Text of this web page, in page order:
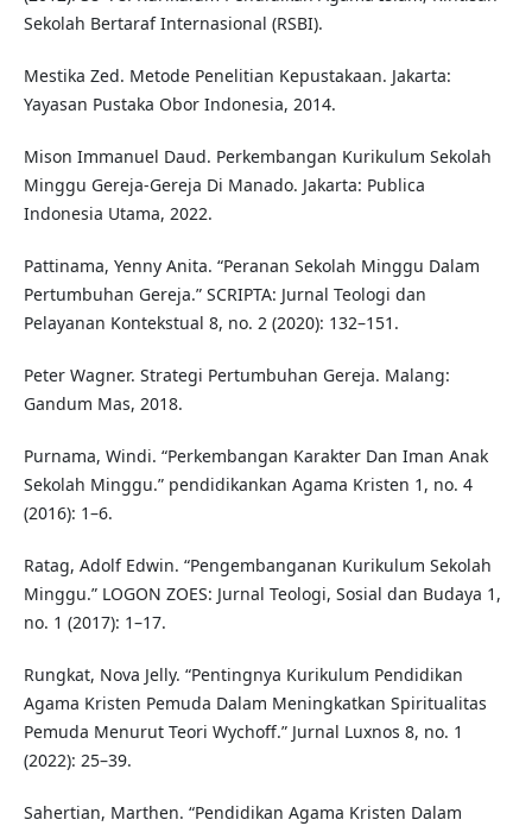
Sekolah Bertaraf Internasional (RSBI).
Mestika Zed. Metode Penelitian Kepustakaan. Jakarta:
Yayasan Pustaka Obor Indonesia, 2014.
Mison Immanuel Daud. Perkembangan Kurikulum Sekolah
Minggu Gereja-Gereja Di Manado. Jakarta: Publica
Indonesia Utama, 2022.
Pattinama, Yenny Anita. “Peranan Sekolah Minggu Dalam
Pertumbuhan Gereja.” SCRIPTA: Jurnal Teologi dan
Pelayanan Kontekstual 8, no. 2 (2020): 132–151.
Peter Wagner. Strategi Pertumbuhan Gereja. Malang:
Gandum Mas, 2018.
Purnama, Windi. “Perkembangan Karakter Dan Iman Anak
Sekolah Minggu.” pendidikankan Agama Kristen 1, no. 4
(2016): 1–6.
Ratag, Adolf Edwin. “Pengembanganan Kurikulum Sekolah
Minggu.” LOGON ZOES: Jurnal Teologi, Sosial dan Budaya 1,
no. 1 (2017): 1–17.
Rungkat, Nova Jelly. “Pentingnya Kurikulum Pendidikan
Agama Kristen Pemuda Dalam Meningkatkan Spiritualitas
Pemuda Menurut Teori Wychoff.” Jurnal Luxnos 8, no. 1
(2022): 25–39.
Sahertian, Marthen. “Pendidikan Agama Kristen Dalam